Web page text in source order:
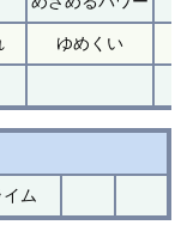
ゆめくい
ム